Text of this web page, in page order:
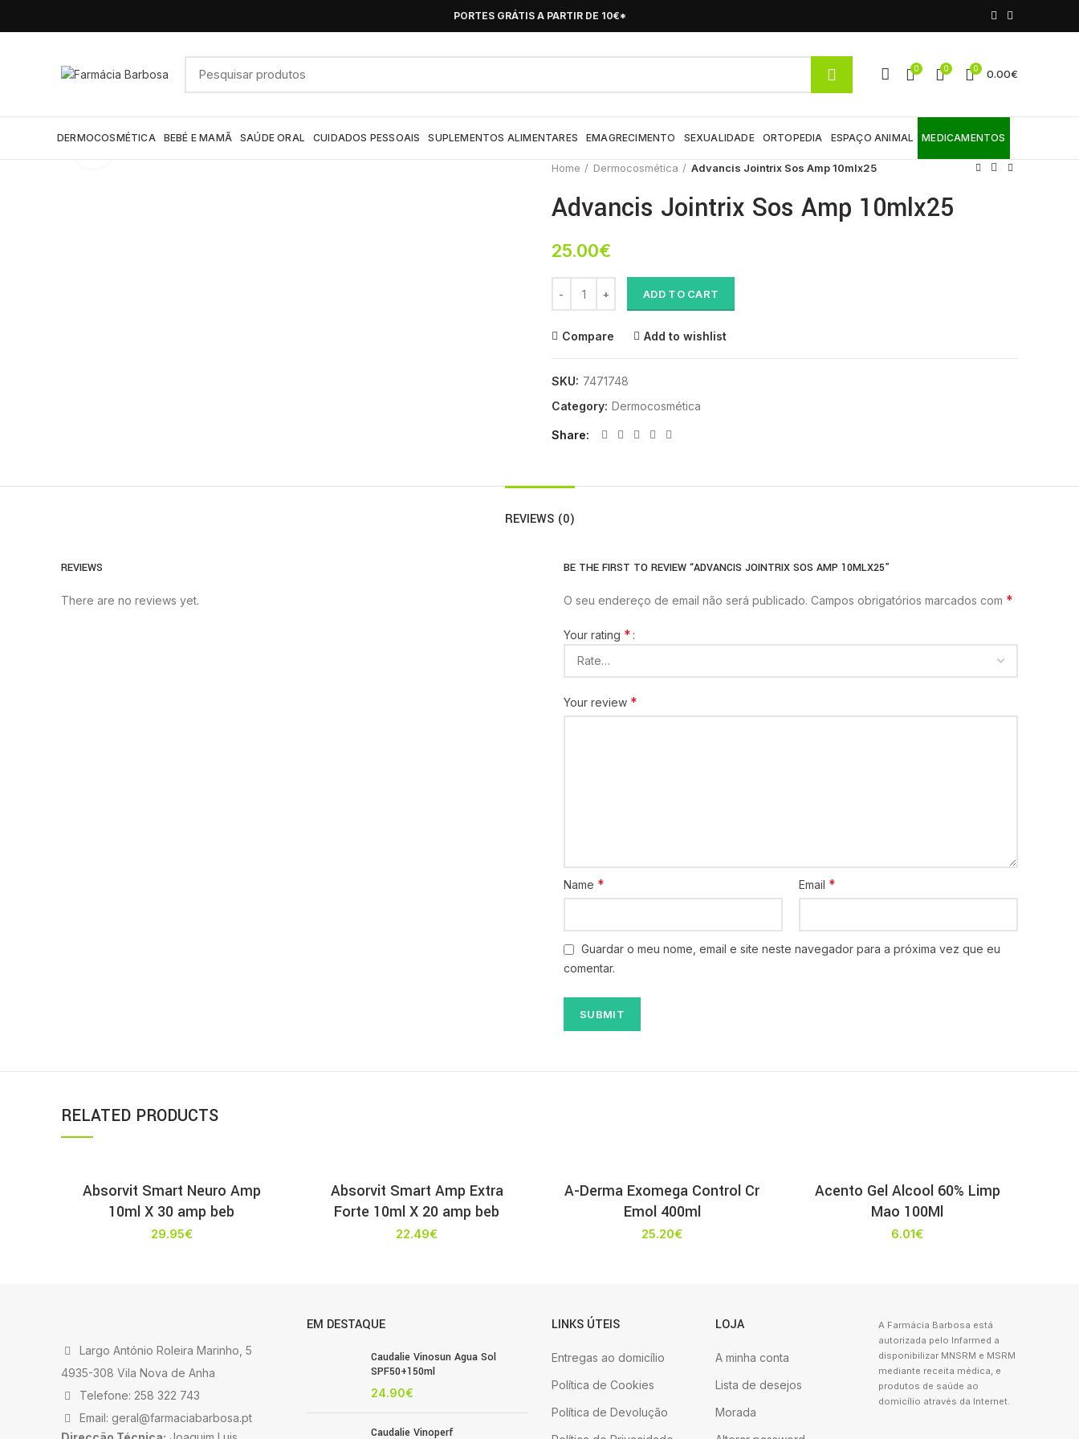
PORTES GRÁTIS A PARTIR DE 10€*
0 0 0 0.00€
DERMOCOSMÉTICA BEBÉ E MAMÃ SAÚDE ORAL CUIDADOS PESSOAIS SUPLEMENTOS ALIMENTARES EMAGRECIMENTO SEXUALIDADE ORTOPEDIA ESPAÇO ANIMAL MEDICAMENTOS
Home
Dermocosmética Advancis Jointrix Sos Amp 10mlx25
Advancis Jointrix Sos Amp 10mlx25
25.00€
ADD TO CART
Compare Add to wishlist
SKU: 7471748
Category: Dermocosmética
Share
REVIEWS (0)
REVIEWS
There are no reviews yet.
BE THE FIRST TO REVIEW “ADVANCIS JOINTRIX SOS AMP 10MLX25”
O seu endereço de email não será publicado. Campos obrigatórios marcados com *
Your rating *
Your review *
Name * Email *
Guardar o meu nome, email e site neste navegador para a próxima vez que eu
comentar.
RELATED PRODUCTS
Absorvit Smart Neuro Amp
10ml X 30 amp beb
29.95€
Absorvit Smart Amp Extra
Forte 10ml X 20 amp beb
22.49€
A-Derma Exomega Control Cr
Emol 400ml
25.20€
Acento Gel Alcool 60% Limp
Mao 100Ml
6.01€
Largo António Roleira Marinho, 5
4935-308 Vila Nova de Anha
Telefone: 258 322 743
Email: geral@farmaciabarbosa.pt
EM DESTAQUE
Caudalie Vinosun Agua Sol
SPF50+150ml
24.90€
Caudalie Vinoperf
LINKS ÚTEIS
Entregas ao domicílio
Política de Cookies
Política de Devolução
LOJA
A minha conta
Lista de desejos
Morada
A Farmácia Barbosa está
autorizada pelo Infarmed a
disponibilizar MNSRM e MSRM
mediante receita médica, e
produtos de saúde ao
domicílio através da Internet.